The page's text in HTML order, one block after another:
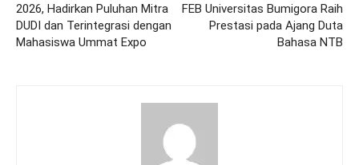
2026, Hadirkan Puluhan Mitra
DUDI dan Terintegrasi dengan
Mahasiswa Ummat Expo
FEB Universitas Bumigora Raih
Prestasi pada Ajang Duta
Bahasa NTB